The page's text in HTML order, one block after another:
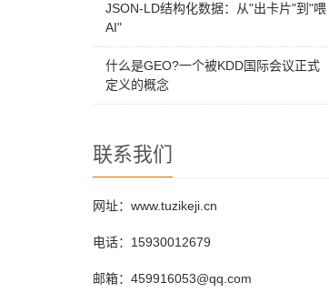
JSON-LD结构化数据：从"出卡片"到"喂
AI"
什么是GEO?一个被KDD国际会议正式
定义的概念
联系我们
网址：www.tuzikeji.cn
电话：15930012679
邮箱：459916053@qq.com